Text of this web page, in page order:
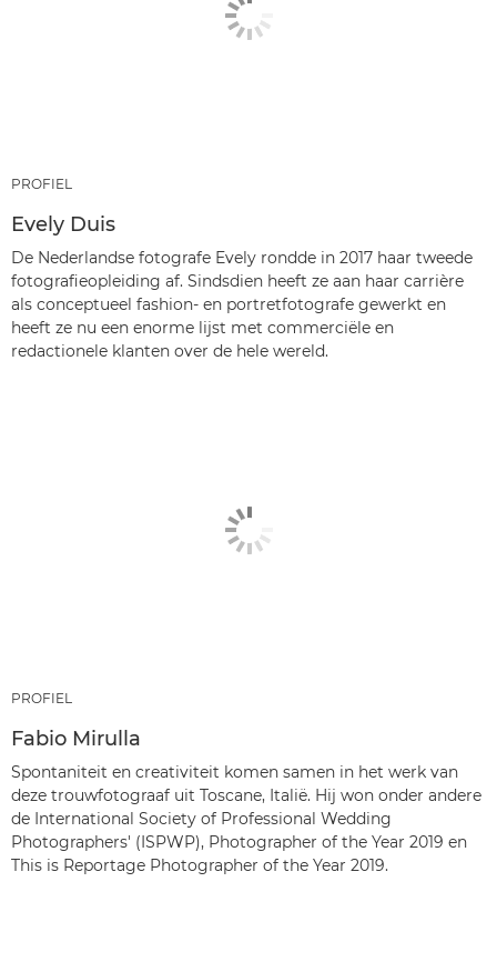
PROFIEL
Evely Duis
De Nederlandse fotografe Evely rondde in 2017 haar tweede
fotografieopleiding af. Sindsdien heeft ze aan haar carrière
als conceptueel fashion- en portretfotografe gewerkt en
heeft ze nu een enorme lijst met commerciële en
redactionele klanten over de hele wereld.
PROFIEL
Fabio Mirulla
Spontaniteit en creativiteit komen samen in het werk van
deze trouwfotograaf uit Toscane, Italië. Hij won onder andere
de International Society of Professional Wedding
Photographers' (ISPWP), Photographer of the Year 2019 en
This is Reportage Photographer of the Year 2019.